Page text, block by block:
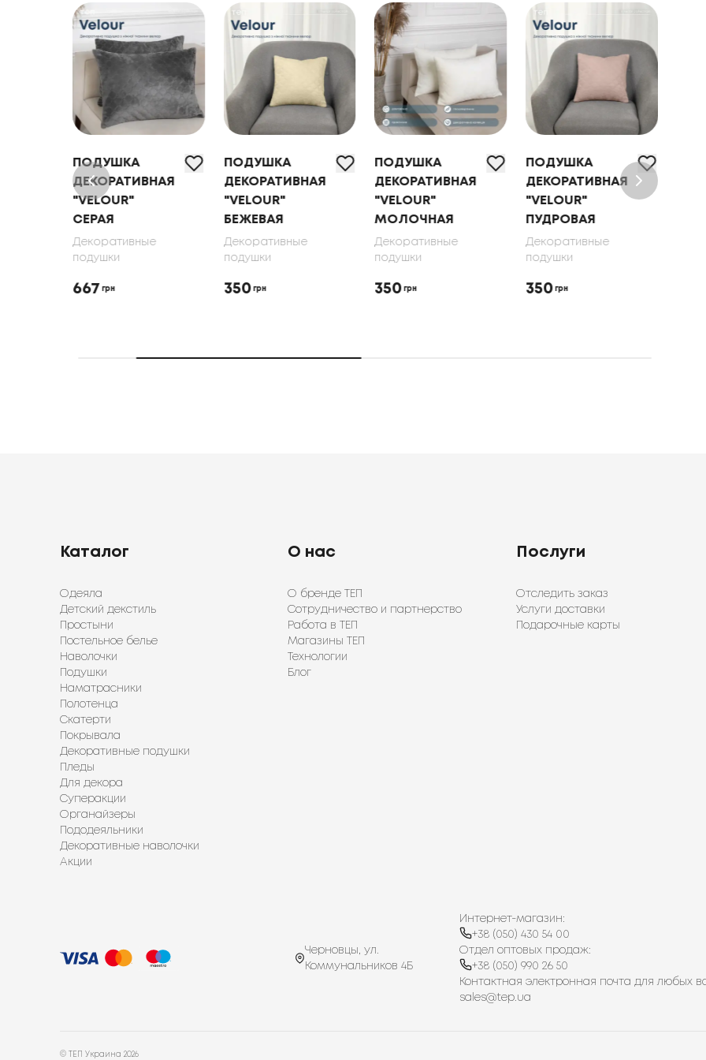
ПОДУШКА
ДЕКОРАТИВНАЯ
"VELOUR"
СЕРАЯ
Декоративные
подушки
667 грн
ПОДУШКА
ДЕКОРАТИВНАЯ
"VELOUR"
БЕЖЕВАЯ
Декоративные
подушки
350 грн
ПОДУШКА
ДЕКОРАТИВНАЯ
"VELOUR"
МОЛОЧНАЯ
Декоративные
подушки
350 грн
ПОДУШКА
ДЕКОРАТИВНАЯ
"VELOUR"
ПУДРОВАЯ
Декоративные
подушки
350 грн
Каталог
Одеяла
Детский декстиль
Простыни
Постельное белье
Наволочки
Подушки
Наматрасники
Полотенца
Скатерти
Покрывала
Декоративные подушки
Пледы
Для декора
Суперакции
Органайзеры
Пододеяльники
Декоративные наволочки
Акции
О нас
О бренде ТЕП
Сотрудничество и партнерство
Работа в ТЕП
Магазины ТЕП
Технологии
Блог
Послуги
Отследить заказ
Услуги доставки
Подарочные карты
Черновцы, ул.
Коммунальников 4Б
Интернет-магазин:
+38 (050) 430 54 00
Отдел оптовых продаж:
+38 (050) 990 26 50
Контактная электронная почта для любых
sales@tep.ua
© ТЕП Украина 2026